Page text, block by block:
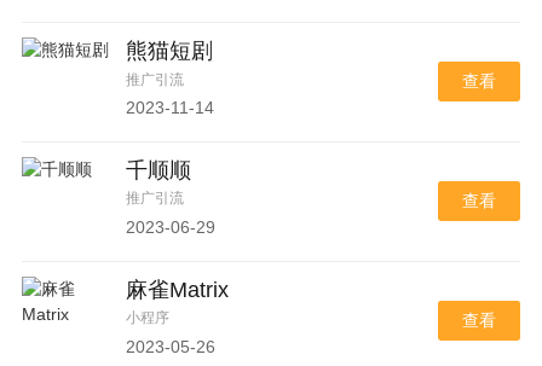
熊猫短剧
推广引流
2023-11-14
查看
千顺顺
推广引流
2023-06-29
查看
麻雀Matrix
小程序
2023-05-26
查看